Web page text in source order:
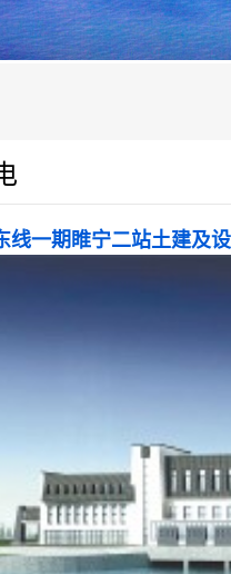
线一期睢宁二站土建及